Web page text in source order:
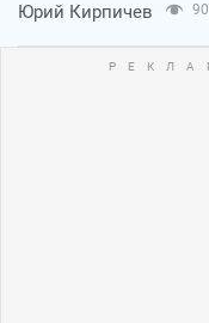
Юрий Кирпичев 90